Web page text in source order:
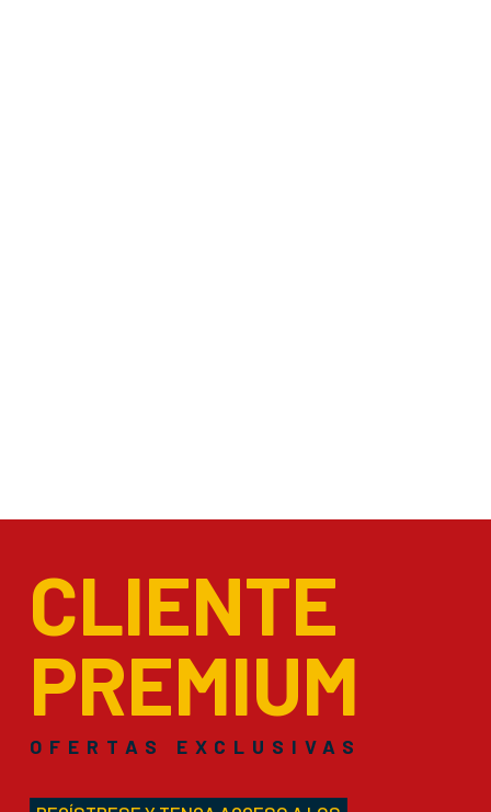
CLIENTE
PREMIUM
OFERTAS EXCLUSIVAS